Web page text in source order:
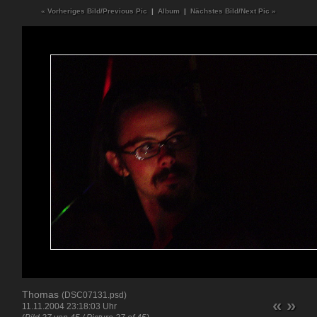
« Vorheriges Bild/Previous Pic | Album | Nächstes Bild/Next Pic »
Thomas (DSC07131.psd)
11.11.2004 23:18:03 Uhr
« »